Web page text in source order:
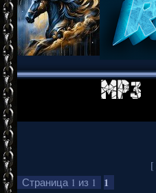
[
Страница 1 из 1 1